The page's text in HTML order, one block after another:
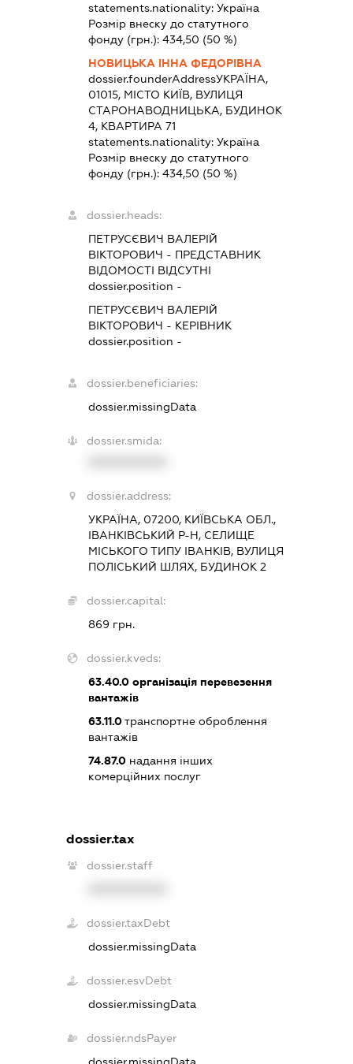
statements.nationality: Україна
Розмір внеску до статутного
фонду (грн.): 434,50 (50 %)
НОВИЦЬКА ІННА ФЕДОРІВНА
dossier.founderAddressУКРАЇНА,
01015, МІСТО КИЇВ, ВУЛИЦЯ
СТАРОНАВОДНИЦЬКА, БУДИНОК
4, КВАРТИРА 71
statements.nationality: Україна
Розмір внеску до статутного
фонду (грн.): 434,50 (50 %)
dossier.heads:
ПЕТРУСЄВИЧ ВАЛЕРІЙ
ВІКТОРОВИЧ - ПРЕДСТАВНИК
ВІДОМОСТІ ВІДСУТНІ
dossier.position -
ПЕТРУСЄВИЧ ВАЛЕРІЙ
ВІКТОРОВИЧ - КЕРІВНИК
dossier.position -
dossier.beneficiaries:
dossier.missingData
dossier.smida:
dossier.address:
УКРАЇНА, 07200, КИЇВСЬКА ОБЛ.,
ІВАНКІВСЬКИЙ Р-Н, СЕЛИЩЕ
МІСЬКОГО ТИПУ ІВАНКІВ, ВУЛИЦЯ
ПОЛІСЬКИЙ ШЛЯХ, БУДИНОК 2
dossier.capital:
869 грн.
dossier.kveds:
63.40.0організація перевезення
вантажів
63.11.0транспортне оброблення
вантажів
74.87.0надання інших
комерційних послуг
dossier.tax
dossier.staff
dossier.taxDebt
dossier.missingData
dossier.esvDebt
dossier.missingData
dossier.ndsPayer